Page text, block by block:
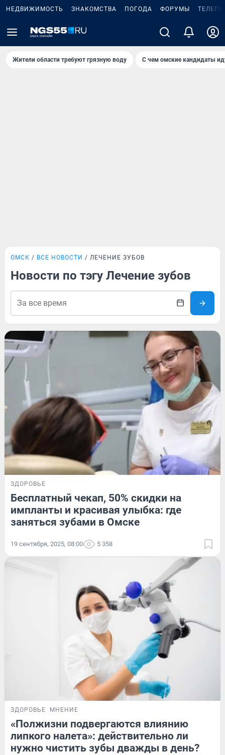
НЕДВИЖИМОСТЬ ЗНАКОМСТВА ПОГОДА ФОРУМЫ
Жители области требуют грязную воду С чем омские кандидаты
ОМСК ВСЕ НОВОСТИ ЛЕЧЕНИЕ ЗУБОВ
Новости по тэгу Лечение зубов
ЗДОРОВЬЕ
Бесплатный чекап, 50% скидки на
импланты и красивая улыбка: где
заняться зубами в Омске
19 сентября, 2025, 08:00 5 358
ЗДОРОВЬЕ МНЕНИЕ
«Полжизни подвергаются влиянию
липкого налета»: действительно ли
нужно чистить зубы дважды в день?